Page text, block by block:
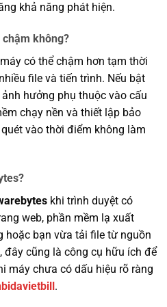
khả năng phát hiện.
không?
có thể chậm hơn tạm thời
file và tiến trình. Nếu bật
hưởng phụ thuộc vào cấu
chạy nền và thiết lập bảo
vào thời điểm không làm
khi trình duyệt có
web, phần mềm lạ xuất
hoặc bạn vừa tải file từ nguồn
đây cũng là công cụ hữu ích để
máy chưa có dấu hiệu rõ ràng
.